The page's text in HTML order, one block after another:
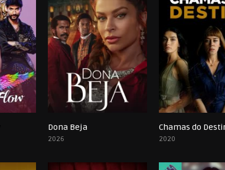
Dona Beja
2026
Chamas do
2020